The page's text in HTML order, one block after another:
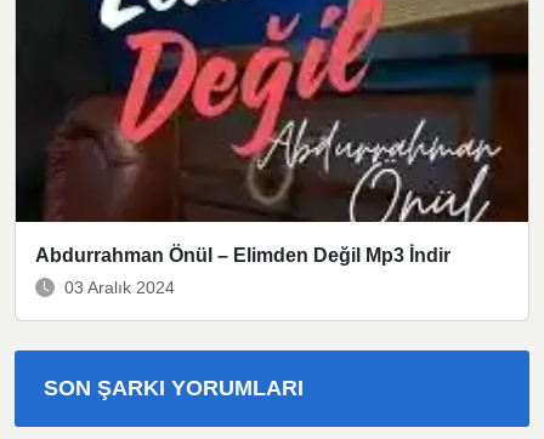
Abdurrahman Önül – Elimden Değil Mp3 İndir
03 Aralık 2024
SON ŞARKI YORUMLARI